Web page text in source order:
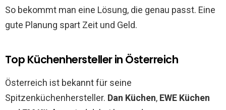
So bekommt man eine Lösung, die genau passt. Eine
gute Planung spart Zeit und Geld.
Top Küchenhersteller in Österreich
Österreich ist bekannt für seine
Spitzenküchenhersteller. Dan Küchen, EWE Küchen